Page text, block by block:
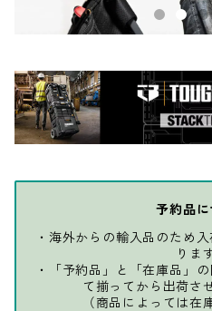
予約品に
・海外からの輸入品のため
りま
・「予約品」と「在庫品」
て揃ってから出荷さ
（商品によっては在